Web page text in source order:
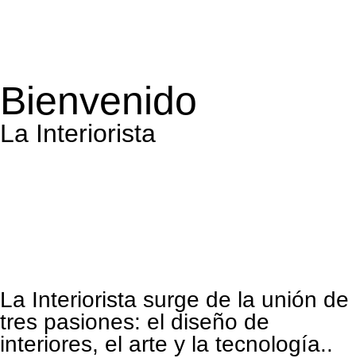
Bienvenido
La Interiorista
La Interiorista surge de la unión de
tres pasiones: el diseño de
interiores, el arte y la tecnología..